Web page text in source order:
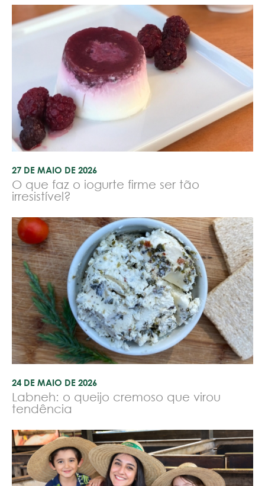
27 DE MAIO DE 2026
O que faz o iogurte firme ser tão
irresistível?
24 DE MAIO DE 2026
Labneh: o queijo cremoso que virou
tendência